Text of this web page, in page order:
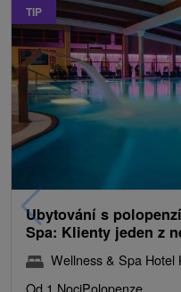
TIP
Ubytování s
Spa: Klienty jeden z
Wellness & Spa Hotel
Od 1 NociPolopenze